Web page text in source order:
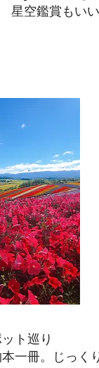
星空鑑賞もい
ト巡り
一冊。じっく